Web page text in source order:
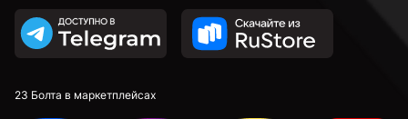
23 Болта в маркетплейсах